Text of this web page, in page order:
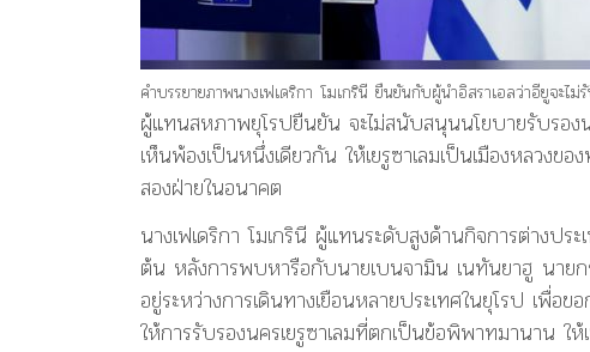
คำบรรยายภาพนางเฟเดริกา โมเกรินี ยืนยันกับผู้นำอิสราเอลว่าอียูจะไ
ผู้แทนสหภาพยุโรปยืนยัน จะไม่สนับสนุนนโยบายรับรองน
เห็นพ้องเป็นหนึ่งเดียวกัน ให้เยรูซาเลมเป็นเมืองหลวงขอ
สองฝ่ายในอนาคต
นางเฟเดริกา โมเกรินี ผู้แทนระดับสูงด้านกิจการต่างป
ต้น หลังการพบหารือกับนายเบนจามิน เนทันยาฮู นายก
อยู่ระหว่างการเดินทางเยือนหลายประเทศในยุโรป เพื่
ให้การรับรองนครเยรูซาเลมที่ตกเป็นข้อพิพาทมานาน ให้